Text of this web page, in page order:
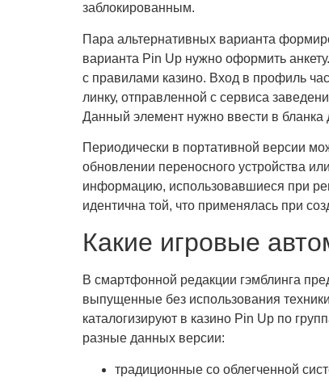
заблокированным.
Пара альтернативных варианта
варианта Pin Up нужно оформить
с правилами казино. Вход в профиль
линку, отправленной с сервиса
Данный элемент нужно ввести в бланка
Периодически в портативной версии
обновлении переносного устройства
информацию, использовавшиеся при
идентична той, что применялась при
Какие игровые
В смартфонной редакции гэмблинга
выпущенные без использования
каталогизируют в казино Pin Up по
разные данных версии:
традиционные со облегченной